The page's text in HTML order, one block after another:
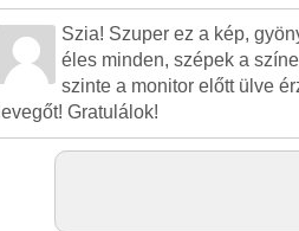
Szia! Szuper ez a kép,
éles minden, szépek a
szinte a monitor előtt ülve
levegőt! Gratulálok!